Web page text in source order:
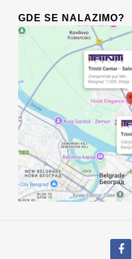
GDE SE NALAZIMO?